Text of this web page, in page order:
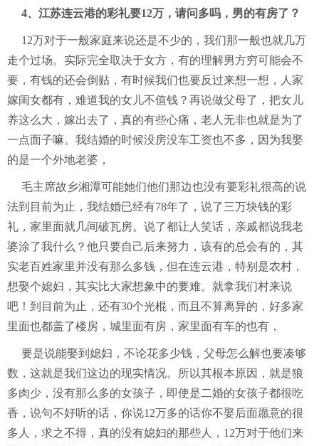
4、江苏连云港的彩礼要12万，请问多吗，男的有房了？
12万对于一般家庭来说还是不少的，我们那一般也就几万
走个过场。实际完全取决于女方，有的理解男方穷可能会不
要，有钱的还会倒贴，有时候我们也要反过来想一想，人家
嫁闺女都有，难道我的女儿不值钱？再说做父母了，把女儿
养这么大，嫁出去了，真的有些心痛，老人无非也就是为了
一点面子嘛。我结婚的时候没房没车工资也不多，因为我娶
的是一个外地老婆，
毛主席故乡湘潭可能她们他们那边也没有要彩礼很高的说
法到目前为止，我结婚已经有78年了，说了三万块钱的彩
礼，家里面就几间破瓦房。说了都让人笑话，亲戚都说我老
婆涂了我什么？他只要自己后来努力，该有的总会有的，其
实老百姓家里并没有那么多钱，但在连云港，特别是农村，
想娶个媳妇，其实比大家想象中的要难。就拿我们村来说
吧！到目前为止，还有30个光棍，而且不算离异的，好多家
里面也都盖了楼房，城里面有房，家里面有车的也有，
要是说能娶到媳妇，不论花多少钱，父母怎么解也要凑够
数，这就是我们这边的现实情况。所以其根本原因，就是狼
多肉少，没有那么多的女孩子，即使是二婚的女孩子都很吃
香，说句不好听的话，你说12万多的话你不娶后面愿意的很
多人，求之不得，真的没有媳妇的那些人，12万对于他们来